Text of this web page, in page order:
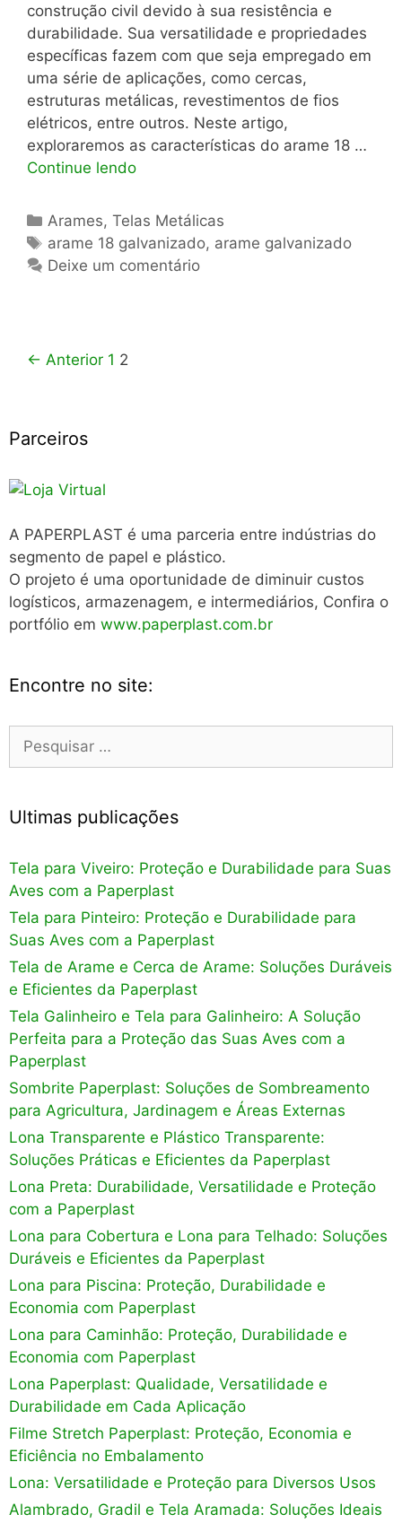
construção civil devido à sua resistência e
durabilidade. Sua versatilidade e propriedades
específicas fazem com que seja empregado em
uma série de aplicações, como cercas,
estruturas metálicas, revestimentos de fios
elétricos, entre outros. Neste artigo,
exploraremos as características do arame 18 …
Continue lendo
Categorias
Arames,Telas Metálicas
Tags
arame 18 galvanizado, arame galvanizado
Deixe um comentário
Navegação
← Anterior 1 2
Parceiros
A PAPERPLAST é uma parceria entre indústrias do
segmento de papel e plástico.
O projeto é uma oportunidade de diminuir custos
logísticos, armazenagem, e intermediários, Confira o
portfólio em www.paperplast.com.br
Encontre no site:
Pesquisar
Ultimas publicações
Tela para Viveiro: Proteção e Durabilidade para Suas
Aves com a Paperplast
Tela para Pinteiro: Proteção e Durabilidade para
Suas Aves com a Paperplast
Tela de Arame e Cerca de Arame: Soluções Duráveis
e Eficientes da Paperplast
Tela Galinheiro e Tela para Galinheiro: A Solução
Perfeita para a Proteção das Suas Aves com a
Paperplast
Sombrite Paperplast: Soluções de Sombreamento
para Agricultura, Jardinagem e Áreas Externas
Lona Transparente e Plástico Transparente:
Soluções Práticas e Eficientes da Paperplast
Lona Preta: Durabilidade, Versatilidade e Proteção
com a Paperplast
Lona para Cobertura e Lona para Telhado: Soluções
Duráveis e Eficientes da Paperplast
Lona para Piscina: Proteção, Durabilidade e
Economia com Paperplast
Lona para Caminhão: Proteção, Durabilidade e
Economia com Paperplast
Lona Paperplast: Qualidade, Versatilidade e
Durabilidade em Cada Aplicação
Filme Stretch Paperplast: Proteção, Economia e
Eficiência no Embalamento
Lona: Versatilidade e Proteção para Diversos Usos
Alambrado, Gradil e Tela Aramada: Soluções Ideais